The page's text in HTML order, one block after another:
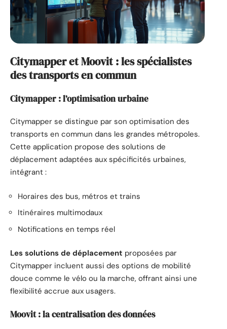
Citymapper et Moovit : les spécialistes
des transports en commun
Citymapper : l’optimisation urbaine
Citymapper se distingue par son optimisation des
transports en commun dans les grandes métropoles.
Cette application propose des solutions de
déplacement adaptées aux spécificités urbaines,
intégrant :
Horaires des bus, métros et trains
Itinéraires multimodaux
Notifications en temps réel
Les solutions de déplacement proposées par
Citymapper incluent aussi des options de mobilité
douce comme le vélo ou la marche, offrant ainsi une
flexibilité accrue aux usagers.
Moovit : la centralisation des données